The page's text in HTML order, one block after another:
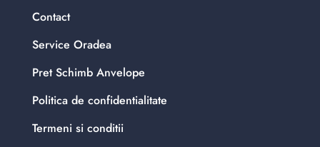
Contact
Service Oradea
Pret Schimb Anvelope
Politica de confidentialitate
Termeni si conditii